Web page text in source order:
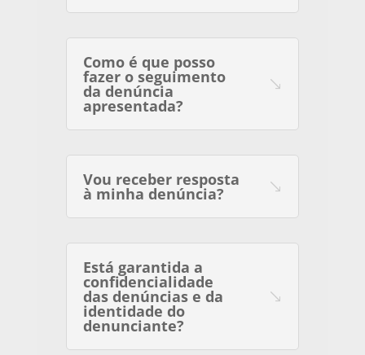
Como é que posso
fazer o seguimento
da denúncia
apresentada?
Vou receber resposta
à minha denúncia?
Está garantida a
confidencialidade
das denúncias e da
identidade do
denunciante?